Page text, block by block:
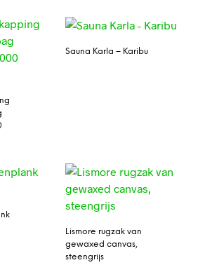
Sauna Karla – Karibu
Lismore rugzak van
gewaxed canvas,
steengrijs